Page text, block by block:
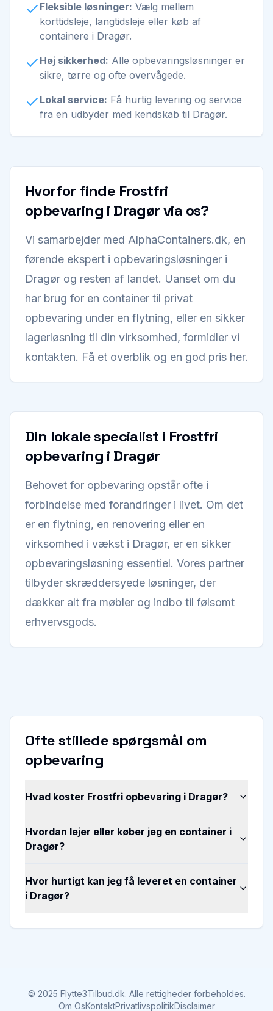
Fleksible løsninger: Vælg mellem
korttidsleje, langtidsleje eller køb af
containere i Dragør.
Høj sikkerhed: Alle opbevaringsløsninger er
sikre, tørre og ofte overvågede.
Lokal service: Få hurtig levering og service
fra en udbyder med kendskab til Dragør.
Hvorfor finde Frostfri
opbevaring i Dragør via os?
Vi samarbejder med AlphaContainers.dk, en
førende ekspert i opbevaringsløsninger i
Dragør og resten af landet. Uanset om du
har brug for en container til privat
opbevaring under en flytning, eller en sikker
lagerløsning til din virksomhed, formidler vi
kontakten. Få et overblik og en god pris her.
Din lokale specialist i Frostfri
opbevaring i Dragør
Behovet for opbevaring opstår ofte i
forbindelse med forandringer i livet. Om det
er en flytning, en renovering eller en
virksomhed i vækst i Dragør, er en sikker
opbevaringsløsning essentiel. Vores partner
tilbyder skræddersyede løsninger, der
dækker alt fra møbler og indbo til følsomt
erhvervsgods.
Ofte stillede spørgsmål om
opbevaring
Hvad koster Frostfri opbevaring i Dragør?
Hvordan lejer eller køber jeg en container i
Dragør?
Hvor hurtigt kan jeg få leveret en container
i Dragør?
© 2025 Flytte3Tilbud.dk. Alle rettigheder forbeholdes.
Om OsKontaktPrivatlivspolitikDisclaimer